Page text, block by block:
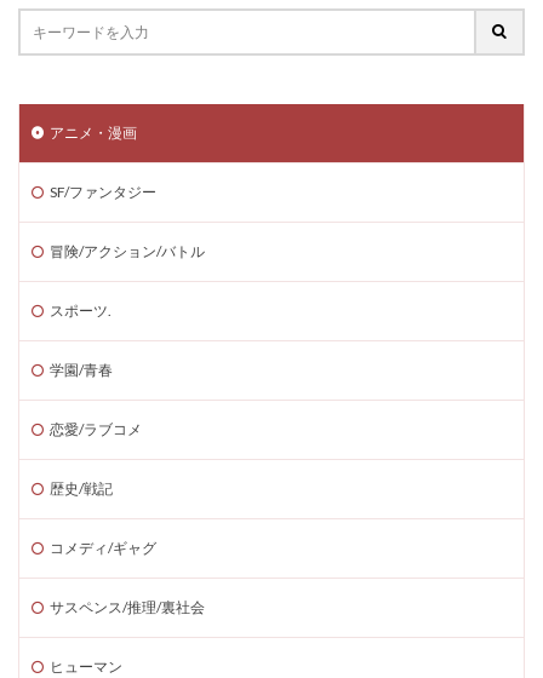
アニメ・漫画
SF/ファンタジー
冒険/アクション/バトル
スポーツ.
学園/青春
恋愛/ラブコメ
歴史/戦記
コメディ/ギャグ
サスペンス/推理/裏社会
ヒューマン